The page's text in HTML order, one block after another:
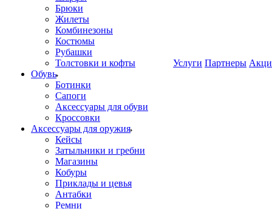
Брюки
Жилеты
Комбинезоны
Костюмы
Рубашки
Толстовки и кофты
Обувь
Ботинки
Сапоги
Аксессуары для обуви
Кроссовки
Аксессуары для оружия
Кейсы
Затыльники и гребни
Магазины
Кобуры
Приклады и цевья
Антабки
Ремни
Услуги Партнеры